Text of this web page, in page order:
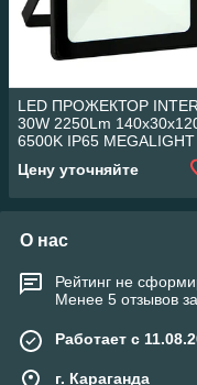
LED ПРОЖЕКТОР INTER
30W 2250Lm
6500K IP65 MEGALIGHT
Цену уточняйте
О нас
Рейтинг не
Менее 5 отзывов
Работает с
г. Караганда